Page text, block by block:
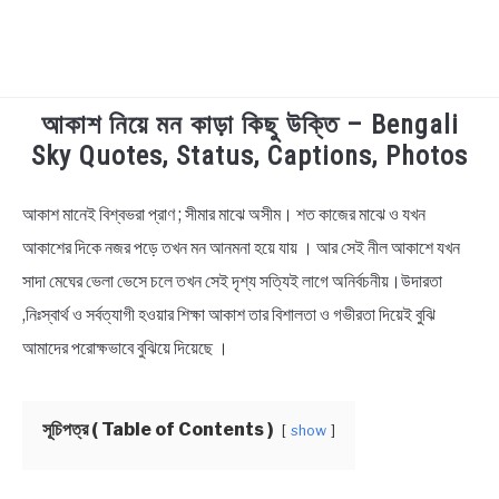
TECHNOLOGY
BIOGRAPHY
EDUCATIONAL
QUOTES & CAPTIONS
আকাশ নিয়ে মন কাড়া কিছু উক্তি – Bengali
Sky Quotes, Status, Captions, Photos
in
Bengali
Status,Instagram
Captions
আকাশ মানেই বিশ্বভরা প্রাণ ; সীমার মাঝে অসীম। শত কাজের মাঝে ও যখন
আকাশের দিকে নজর পড়ে তখন মন আনমনা হয়ে যায় । আর সেই নীল আকাশে যখন
সাদা মেঘের ভেলা ভেসে চলে তখন সেই দৃশ্য সত্যিই লাগে অনির্বচনীয়।উদারতা
,নিঃস্বার্থ ও সর্বত্যাগী হওয়ার শিক্ষা আকাশ তার বিশালতা ও গভীরতা দিয়েই বুঝি
আমাদের পরোক্ষভাবে বুঝিয়ে দিয়েছে ।
সূচিপত্র ( Table of Contents ) show